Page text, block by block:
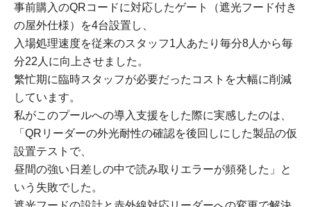
事前購入のQRコードに対応したゲート（遮光フード付き
の屋外仕様）を4台設置し、
入場処理速度を従来のスタッフ1人あたり毎分8人から毎
分22人に向上させました。
繁忙期に臨時スタッフが必要だったコストを大幅に削減
しています。
私がこのプールへの導入支援をした際に実感したのは、
「QRリーダーの外光耐性の確認を後回しにした製品の仮
設置テストで、
昼間の強い日差しの中で読み取りエラーが頻発した」と
いう失敗でした。